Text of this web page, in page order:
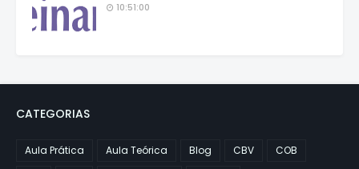
10:51:00
CATEGORIAS
Aula Prática Aula Teórica Blog CBV
COB